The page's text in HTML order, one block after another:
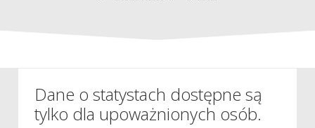
Dane o statystach dostępne są
tylko dla upoważnionych osób.